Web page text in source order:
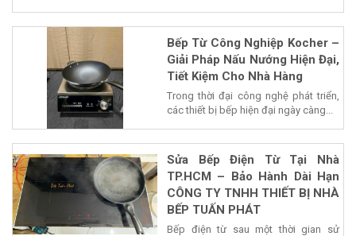
Bếp Từ Công Nghiệp Kocher –
Giải Pháp Nấu Nướng Hiện Đại,
Tiết Kiệm Cho Nhà Hàng
Trong thời đại công nghệ phát triển,
các thiết bị bếp hiện đại ngày càng...
Sửa Bếp Điện Từ Tại Nhà
TP.HCM – Bảo Hành Dài Hạn
CÔNG TY TNHH THIẾT BỊ NHÀ
BẾP TUẤN PHÁT
Bếp điện từ sau một thời gian sử